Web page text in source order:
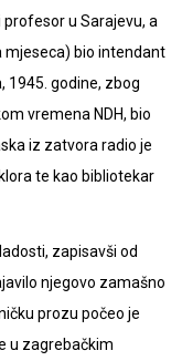
u Sarajevu, a
mjeseca) bio intendant
1945. godine, zbog
vremena NDH, bio
iz zatvora radio je
te kao bibliotekar
zapisavši od
njegovo zamašno
prozu počeo je
u zagrebačkim